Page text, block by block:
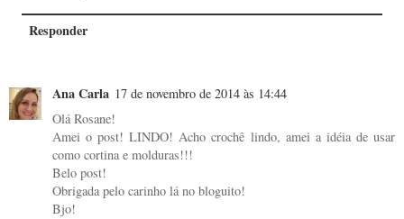
Responder
Ana Carla 17 de novembro de 2014 às 14:44
Olá Rosane!
Amei o post! LINDO! Acho crochê lindo, amei a idéia de usar
como cortina e molduras!!!
Belo post!
Obrigada pelo carinho lá no bloguito!
Bjo!